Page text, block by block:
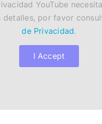
YouTube
detalles, por favor
de Privacidad.
I Accept